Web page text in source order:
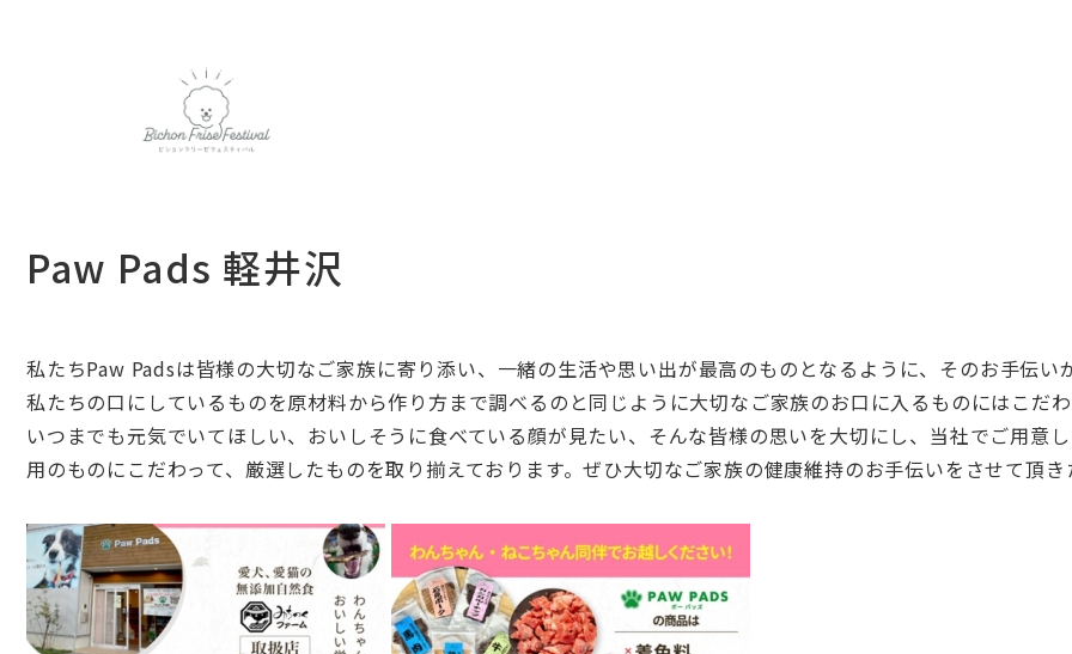
Paw Pads 軽井沢
私たちPaw Padsは皆様の大切なご家族に寄り添い、 一緒の生活や思い出が最高のものとなるように、 そのお手伝い
私たちの口にしているものを原材料から作り方まで調べるのと同じ ように大切なご家族のお口に入るものにはこだわ
いつまでも元気でいてほしい、 おいしそうに食べている顔が見たい、 そんな皆様の思いを大切にし、当社でご用意し
用のものにこだわって、 厳選したものを取り揃えております。ぜひ大切なご家族の健康維持のお手伝いをさせて頂き